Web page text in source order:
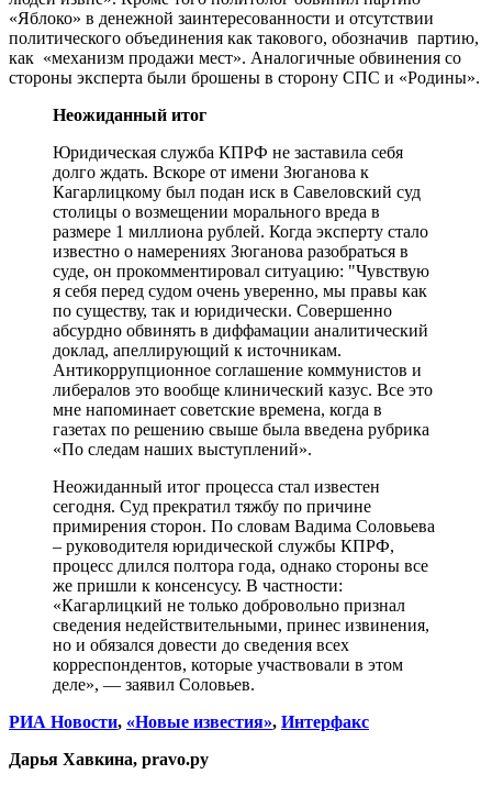
«Яблоко» в денежной заинтересованности и отсутствии
политического объединения как такового, обозначив партию,
как «механизм продажи мест». Аналогичные обвинения со
стороны эксперта были брошены в сторону СПС и «Родины».
Неожиданный итог
Юридическая служба КПРФ не заставила себя
долго ждать. Вскоре от имени Зюганова к
Кагарлицкому был подан иск в Савеловский суд
столицы о возмещении морального вреда в
размере 1 миллиона рублей. Когда эксперту стало
известно о намерениях Зюганова разобраться в
суде, он прокомментировал ситуацию: "Чувствую
я себя перед судом очень уверенно, мы правы как
по существу, так и юридически. Совершенно
абсурдно обвинять в диффамации аналитический
доклад, апеллирующий к источникам.
Антикоррупционное соглашение коммунистов и
либералов это вообще клинический казус. Все это
мне напоминает советские времена, когда в
газетах по решению свыше была введена рубрика
«По следам наших выступлений».
Неожиданный итог процесса стал известен
сегодня. Суд прекратил тяжбу по причине
примирения сторон. По словам Вадима Соловьева
– руководителя юридической службы КПРФ,
процесс длился полтора года, однако стороны все
же пришли к консенсусу. В частности:
«Кагарлицкий не только добровольно признал
сведения недействительными, принес извинения,
но и обязался довести до сведения всех
корреспондентов, которые участвовали в этом
деле», — заявил Соловьев.
РИА Новости, «Новые известия», Интерфакс
Дарья Хавкина, pravo.ру